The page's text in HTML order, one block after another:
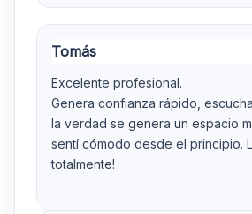
Tomás
Excelente profesional.
Genera confianza rápido,
la verdad se genera un espacio
sentí cómodo desde el principio.
totalmente!